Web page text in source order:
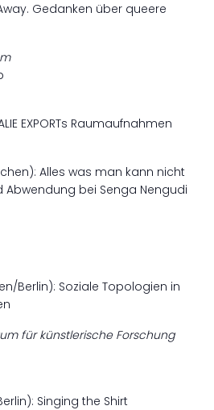
Gedanken über queere
EXPORTs Raumaufnahmen
Alles was man kann nicht
Abwendung bei Senga Nengudi
Berlin): Soziale Topologien in
für künstlerische Forschung
Singing the Shirt